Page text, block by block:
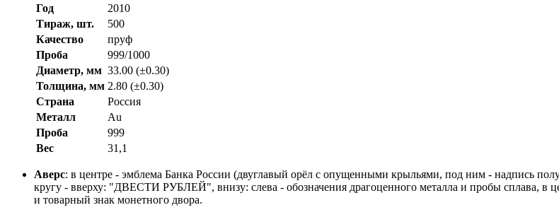
Год
2010
Тираж, шт.
500
Качество
пруф
Проба
999/1000
Диаметр, мм 33.00 (±0.30)
Толщина, мм 2.80 (±0.30)
Страна
Россия
Металл
Au
Проба
999
Вес
31,1
Аверс: в центре - эмблема Банка России (двуглавый орёл с опущенными крыльями, под ним - надпись
кругу - вверху: "ДВЕСТИ РУБЛЕЙ", внизу: слева - обозначения драгоценного металла и пробы сплава, в
и товарный знак монетного двора.